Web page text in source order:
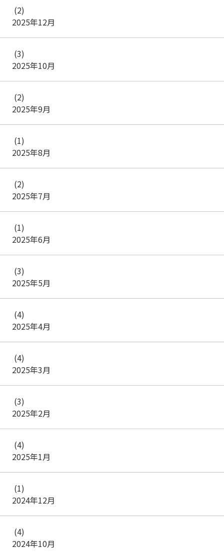
2025年12月
(2)
2025年10月
(3)
2025年9月
(2)
2025年8月
(1)
2025年7月
(2)
2025年6月
(1)
2025年5月
(3)
2025年4月
(4)
2025年3月
(4)
2025年2月
(3)
2025年1月
(4)
2024年12月
(1)
2024年10月
(4)